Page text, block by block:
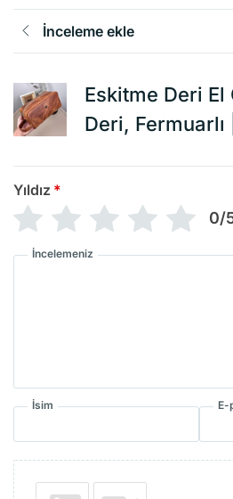
İnceleme ekle
Eskitme Deri El
Deri, Fermuarlı
Yıldız *
0/
İncelemeniz
İsim E-